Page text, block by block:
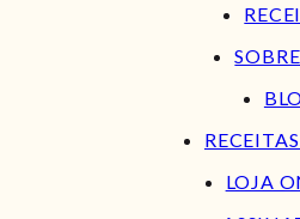
LOJA